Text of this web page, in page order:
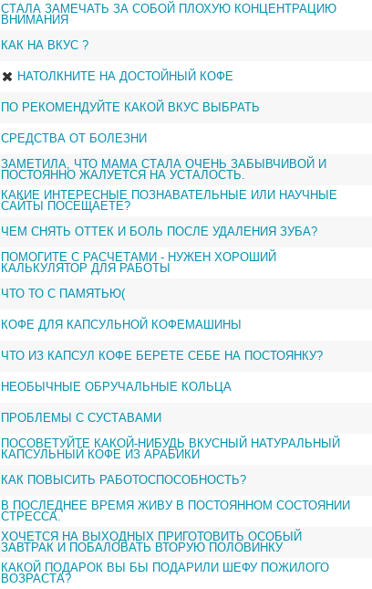
СТАЛА ЗАМЕЧАТЬ ЗА СОБОЙ ПЛОХУЮ КОНЦЕНТРАЦИЮ
ВНИМАНИЯ
КАК НА ВКУС ?
НАТОЛКНИТЕ НА ДОСТОЙНЫЙ КОФЕ
ПО РЕКОМЕНДУЙТЕ КАКОЙ ВКУС ВЫБРАТЬ
СРЕДСТВА ОТ БОЛЕЗНИ
ЗАМЕТИЛА, ЧТО МАМА СТАЛА ОЧЕНЬ ЗАБЫВЧИВОЙ И
ПОСТОЯННО ЖАЛУЕТСЯ НА УСТАЛОСТЬ.
КАКИЕ ИНТЕРЕСНЫЕ ПОЗНАВАТЕЛЬНЫЕ ИЛИ НАУЧНЫЕ
САЙТЫ ПОСЕЩАЕТЕ?
ЧЕМ СНЯТЬ ОТТЕК И БОЛЬ ПОСЛЕ УДАЛЕНИЯ ЗУБА?
ПОМОГИТЕ С РАСЧЕТАМИ - НУЖЕН ХОРОШИЙ
КАЛЬКУЛЯТОР ДЛЯ РАБОТЫ
ЧТО ТО С ПАМЯТЬЮ(
КОФЕ ДЛЯ КАПСУЛЬНОЙ КОФЕМАШИНЫ
ЧТО ИЗ КАПСУЛ КОФЕ БЕРЕТЕ СЕБЕ НА ПОСТОЯНКУ?
НЕОБЫЧНЫЕ ОБРУЧАЛЬНЫЕ КОЛЬЦА
ПРОБЛЕМЫ С СУСТАВАМИ
ПОСОВЕТУЙТЕ КАКОЙ-НИБУДЬ ВКУСНЫЙ НАТУРАЛЬНЫЙ
КАПСУЛЬНЫЙ КОФЕ ИЗ АРАБИКИ
КАК ПОВЫСИТЬ РАБОТОСПОСОБНОСТЬ?
В ПОСЛЕДНЕЕ ВРЕМЯ ЖИВУ В ПОСТОЯННОМ СОСТОЯНИИ
СТРЕССА.
ХОЧЕТСЯ НА ВЫХОДНЫХ ПРИГОТОВИТЬ ОСОБЫЙ
ЗАВТРАК И ПОБАЛОВАТЬ ВТОРУЮ ПОЛОВИНКУ
КАКОЙ ПОДАРОК ВЫ БЫ ПОДАРИЛИ ШЕФУ ПОЖИЛОГО
ВОЗРАСТА?